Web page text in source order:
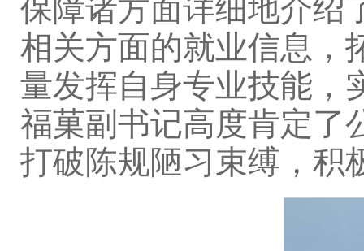
保障诸方面详细地介绍
相关方面的就业信息，
量发挥自身专业技能，
福菓副书记高度肯定了
打破陈规陋习束缚，积